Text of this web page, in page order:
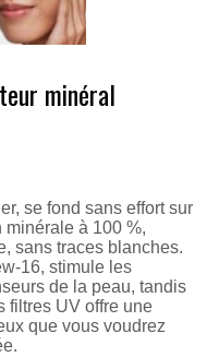
minéral
se fond sans effort sur
minérale à 100 %,
sans traces blanches.
16, stimule les
de la peau, tandis
filtres UV offre une
que vous voudrez